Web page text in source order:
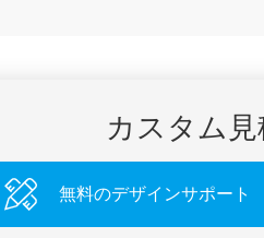
カスタム
無料のデザインサポート